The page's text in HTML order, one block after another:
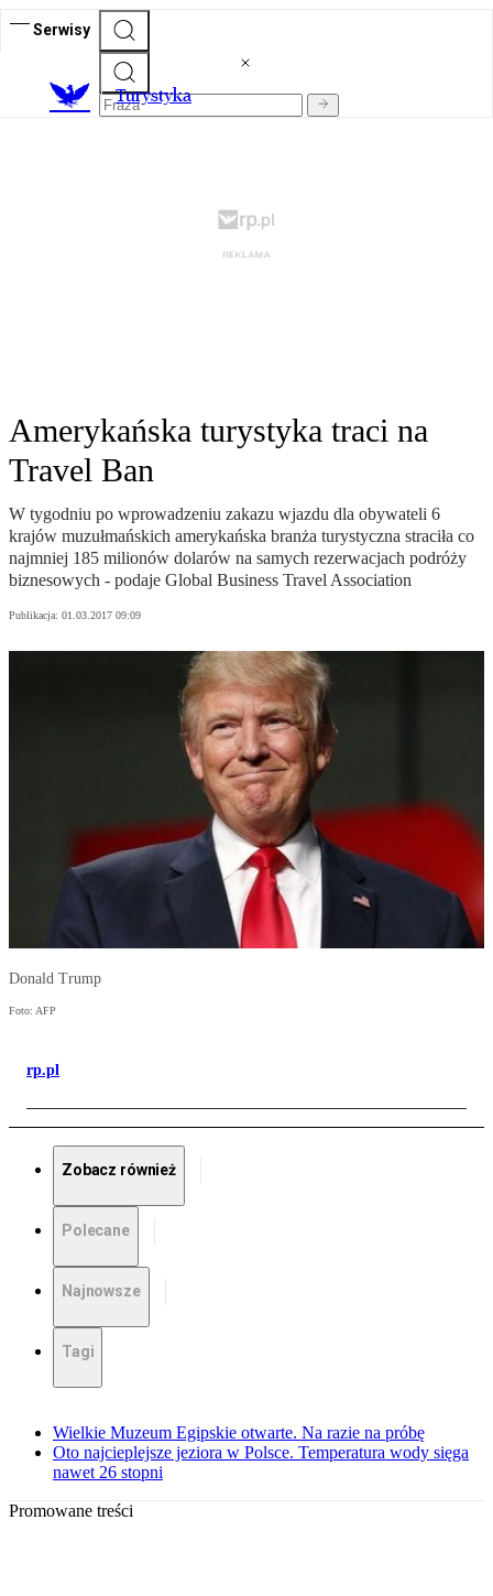
Serwisy
Turystyka
Amerykańska turystyka traci na
Travel Ban
W tygodniu po wprowadzeniu zakazu wjazdu dla obywateli 6
krajów muzułmańskich amerykańska branża turystyczna straciła co
najmniej 185 milionów dolarów na samych rezerwacjach podróży
biznesowych - podaje Global Business Travel Association
Publikacja: 01.03.2017 09:09
Donald Trump
Foto: AFP
rp.pl
Zobacz również
Polecane
Najnowsze
Tagi
Wielkie Muzeum Egipskie otwarte. Na razie na próbę
Oto najcieplejsze jeziora w Polsce. Temperatura wody sięga
nawet 26 stopni
Promowane treści